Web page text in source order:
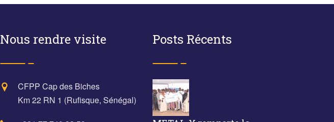
Nous rendre visite
CFPP Cap des Biches
Km 22 RN 1 (Rufisque, Sénégal)
Posts Récents